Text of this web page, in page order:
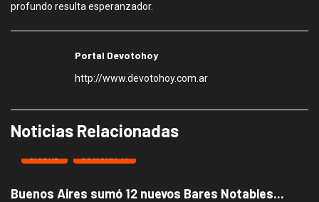
profundo resulta esperanzador.
Portal Devotohoy
http://www.devotohoy.com.ar
Noticias Relacionadas
CIUDAD COMUNA 11
Buenos Aires sumó 12 nuevos Bares Notables...